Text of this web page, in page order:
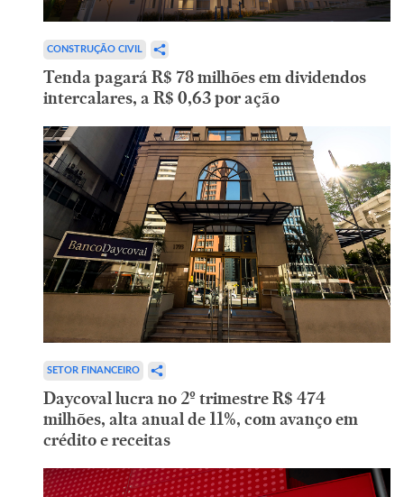
CONSTRUÇÃO CIVIL
Tenda pagará R$ 78 milhões em dividendos
intercalares, a R$ 0,63 por ação
SETOR FINANCEIRO
Daycoval lucra no 2º trimestre R$ 474
milhões, alta anual de 11%, com avanço em
crédito e receitas